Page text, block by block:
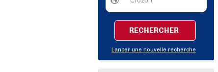
RECHERCHER
Lancer une nouvelle recherche